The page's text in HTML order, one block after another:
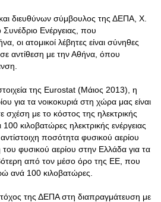
διευθύνων σύμβουλος της ΔΕΠΑ, Χ.
Ενέργειας, που
οι ατομικοί λέβητες είναι σύνηθες
αντίθεση με την Αθήνα, όπου
της Eurostat (Μάιος 2013), η
για τα νοικοκυριά στη χώρα μας είναι
με το κόστος της ηλεκτρικής
100 κιλοβατώρες ηλεκτρικής ενέργειας
ποσότητα φυσικού αερίου
φυσικού αερίου στην Ελλάδα για τα
από τον μέσο όρο της ΕΕ, που
ανά 100 κιλοβατώρες.
της ΔΕΠΑ στη διαπραγμάτευση με